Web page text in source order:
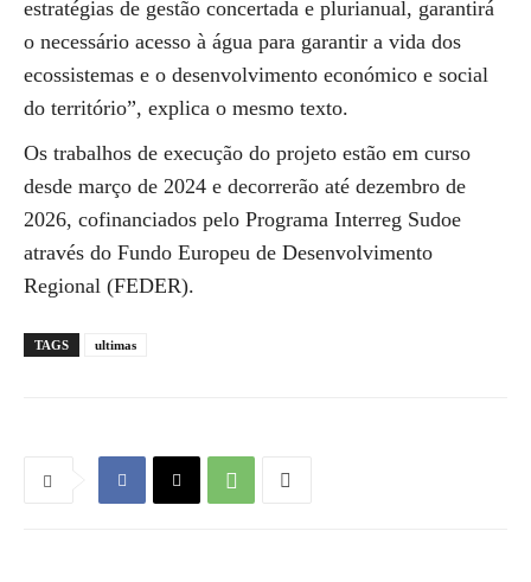
estratégias de gestão concertada e plurianual, garantirá
o necessário acesso à água para garantir a vida dos
ecossistemas e o desenvolvimento económico e social
do território”, explica o mesmo texto.
Os trabalhos de execução do projeto estão em curso
desde março de 2024 e decorrerão até dezembro de
2026, cofinanciados pelo Programa Interreg Sudoe
através do Fundo Europeu de Desenvolvimento
Regional (FEDER).
TAGS ultimas